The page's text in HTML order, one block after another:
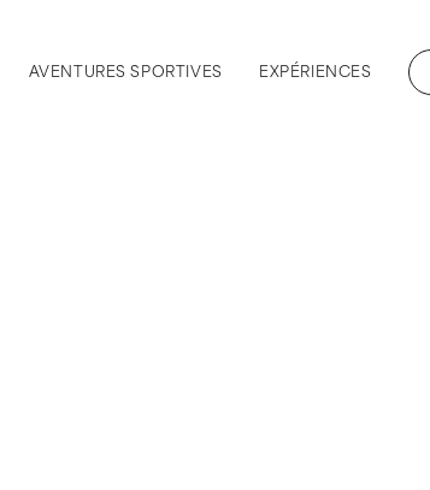
AVENTURES SPORTIVES EXPÉRIENCES